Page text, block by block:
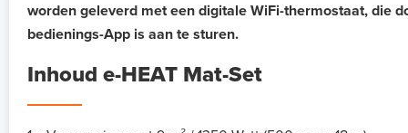
worden geleverd met een digitale WiFi-thermostaat, die
bedienings-App is aan te sturen.
Inhoud e-HEAT Mat-Set